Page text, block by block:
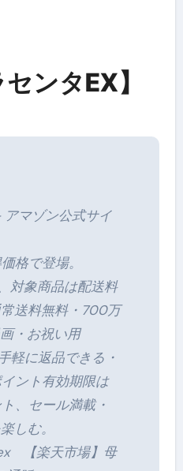
ンタEX】
マゾン公式サイ
格で登場。
対象商品は配送料
送料無料・700万
・お祝い用
軽に返品できる・
ント有効期限は
、セール満載・
しむ。
【楽天市場】母